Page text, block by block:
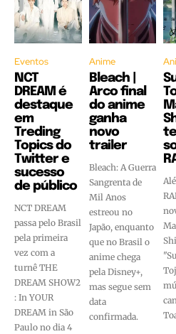
Eventos
NCT
DREAM é
destaque
em
Treding
Topics do
Twitter e
sucesso
de público
NCT DREAM
passa pelo Brasil
pela primeira
vez com a
turnê THE
DREAM SHOW2
: In YOUR
DREAM in São
Paulo no dia 4
Anime
Bleach |
Arco final
do anime
ganha
novo
trailer
Bleach: A Guerra
Sangrenta de
Mil Anos
estreou no
Japão, enquanto
que no Brasil o
anime chega
pela Disney+,
mas segue sem
data
confirmada.